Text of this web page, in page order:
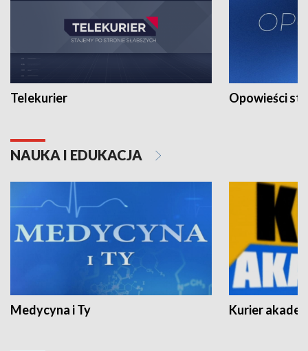
Telekurier Opowieści
NAUKA I EDUKACJA
Medycyna i Ty Kurier